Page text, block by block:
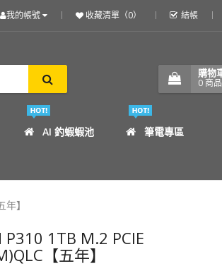
我的帳號 收藏清單（0） 結帳
購物
0商品
AI 釣蝦蝦池 筆電專區
】
1TB M.2 PCIE
【五年】